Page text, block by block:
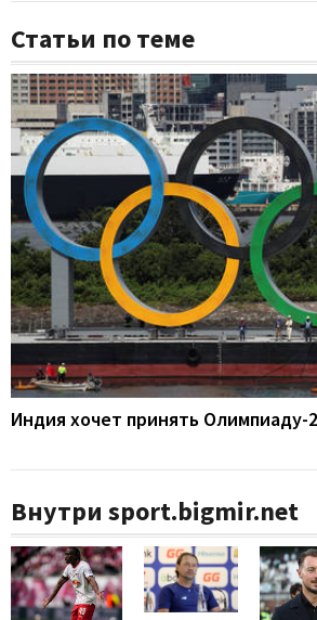
Статьи по теме
Индия хочет принять Олимпиаду-
Внутри sport.bigmir.net